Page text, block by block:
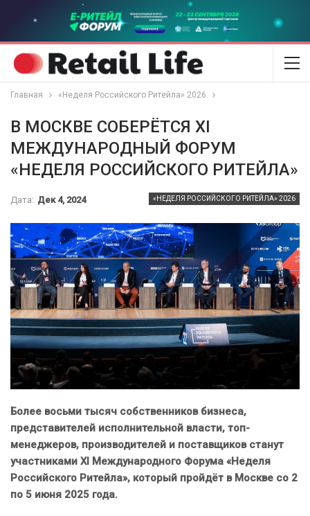
Главная «Неделя Российского Ритейла» 2026
В МОСКВЕ СОБЕРЁТСЯ XI
МЕЖДУНАРОДНЫЙ ФОРУМ
«НЕДЕЛЯ РОССИЙСКОГО РИТЕЙЛА»
«НЕДЕЛЯ РОССИЙСКОГО РИТЕЙЛА» 2026
Дата: Дек 4, 2024
Более восьми тысяч собственников бизнеса,
представителей исполнительной власти, топ-
менеджеров, производителей и поставщиков станут
участниками XI Международного Форума «Неделя
Российского Ритейла», который пройдёт в Москве со 2
по 5 июня 2025 года.